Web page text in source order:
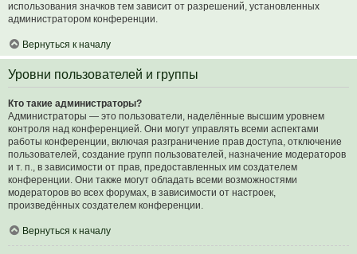
использования значков тем зависит от разрешений, установленных
администратором конференции.
Вернуться к началу
Уровни пользователей и группы
Кто такие администраторы?
Администраторы — это пользователи, наделённые высшим уровнем
контроля над конференцией. Они могут управлять всеми аспектами
работы конференции, включая разграничение прав доступа, отключение
пользователей, создание групп пользователей, назначение модераторов
и т. п., в зависимости от прав, предоставленных им создателем
конференции. Они также могут обладать всеми возможностями
модераторов во всех форумах, в зависимости от настроек,
произведённых создателем конференции.
Вернуться к началу